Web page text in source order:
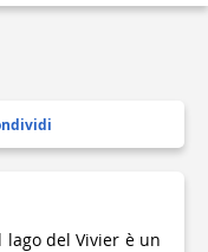
lago del Vivier è un